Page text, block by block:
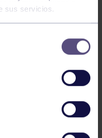
sus servicios.